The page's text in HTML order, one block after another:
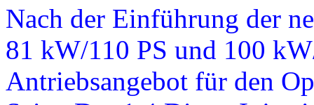
Nach der Einführung der
81 kW/110 PS und 100
Antriebsangebot für den